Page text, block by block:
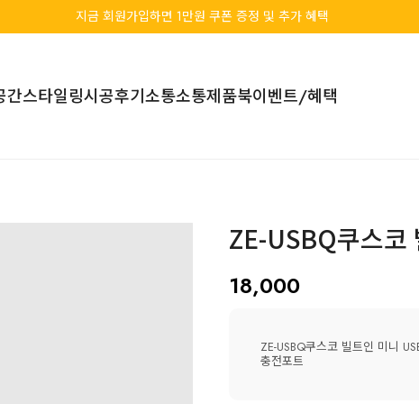
지금 회원가입하면 1만원 쿠폰 증정 및 추가 혜택
간스타일링시공후기소통소통제품북이벤트/혜택
ZE-USBQ쿠스코
18,000
ZE-USBQ쿠스코 빌트인 미니
충전포트